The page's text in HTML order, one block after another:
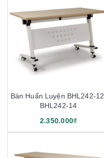
Bàn Huấn Luyện BHL242-12,
BHL242-14
2.350.000₫